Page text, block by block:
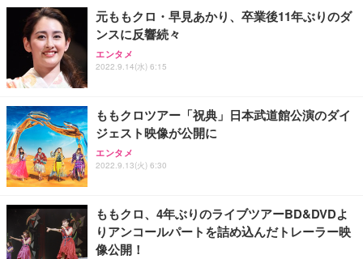
務用 おしゃれ パソコンチェア (ホワイト)
ANDWINT オフィスチェア デスクチェア 肘なし メ
ッシュ 通気性 ランバーサポート付き 腰サポート ガ
ス圧無段階昇降 360度回転 キャスター付き コンパク
【MiniLED/24.5inch/280Hz/FHD】GRAPHT THE S
HOOTER Gaming Monitor 24” Essential ゲーミン
グモニター QD 24.5インチ 1ms FHD 量子ドット 残
アイリスオーヤマ ペットシーツ 超厚型 お徳用 レギ
ュラー 200枚入【Amazon.co.jp限定】
元ももクロ・早見あかり、卒業後11年ぶりのダ
ンスに反響続々
エンタメ
2022.9.14(水) 6:15
ももクロツアー「祝典」日本武道館公演のダイ
ジェスト映像が公開に
エンタメ
2022.9.13(火) 6:30
ももクロ、4年ぶりのライブツアーBD&DVDよ
りアンコールパートを詰め込んだトレーラー映
像公開！